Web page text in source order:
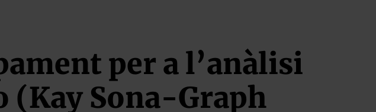
per a l’anàlisi
(Kay Sona-Graph